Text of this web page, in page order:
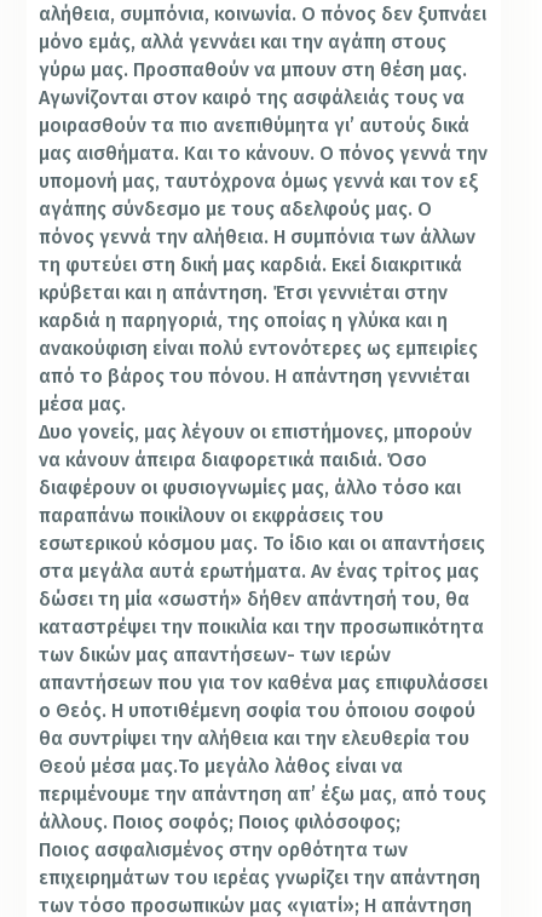
αλήθεια, συμπόνια, κοινωνία. Ο πόνος δεν ξυπνάει
μόνο εμάς, αλλά γεννάει και την αγάπη στους
γύρω μας. Προσπαθούν να μπουν στη θέση μας.
Αγωνίζονται στον καιρό της ασφάλειάς τους να
μοιρασθούν τα πιο ανεπιθύμητα γιʼ αυτούς δικά
μας αισθήματα. Και το κάνουν. Ο πόνος γεννά την
υπομονή μας, ταυτόχρονα όμως γεννά και τον εξ
αγάπης σύνδεσμο με τους αδελφούς μας. Ο
πόνος γεννά την αλήθεια. Η συμπόνια των άλλων
τη φυτεύει στη δική μας καρδιά. Εκεί διακριτικά
κρύβεται και η απάντηση. Έτσι γεννιέται στην
καρδιά η παρηγοριά, της οποίας η γλύκα και η
ανακούφιση είναι πολύ εντονότερες ως εμπειρίες
από το βάρος του πόνου. Η απάντηση γεννιέται
μέσα μας.
Δυο γονείς, μας λέγουν οι επιστήμονες, μπορούν
να κάνουν άπειρα διαφορετικά παιδιά. Όσο
διαφέρουν οι φυσιογνωμίες μας, άλλο τόσο και
παραπάνω ποικίλουν οι εκφράσεις του
εσωτερικού κόσμου μας. Το ίδιο και οι απαντήσεις
στα μεγάλα αυτά ερωτήματα. Αν ένας τρίτος μας
δώσει τη μία «σωστή» δήθεν απάντησή του, θα
καταστρέψει την ποικιλία και την προσωπικότητα
των δικών μας απαντήσεων- των ιερών
απαντήσεων που για τον καθένα μας επιφυλάσσει
ο Θεός. Η υποτιθέμενη σοφία του όποιου σοφού
θα συντρίψει την αλήθεια και την ελευθερία του
Θεού μέσα μας.Το μεγάλο λάθος είναι να
περιμένουμε την απάντηση απʼ έξω μας, από τους
άλλους. Ποιος σοφός; Ποιος φιλόσοφος;
Ποιος ασφαλισμένος στην ορθότητα των
επιχειρημάτων του ιερέας γνωρίζει την απάντηση
των τόσο προσωπικών μας «γιατί»; Η απάντηση